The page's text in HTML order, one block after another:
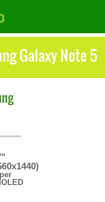
Galaxy Note 5